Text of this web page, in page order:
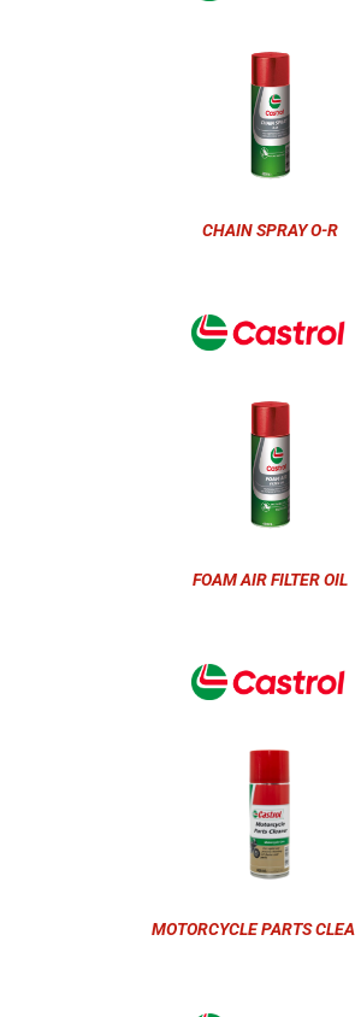
CHAIN SPRAY O-R
FOAM AIR FILTER OIL
MOTORCYCLE PARTS